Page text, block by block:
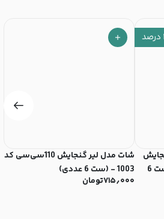
درصد
475سی‌سی کد 440278 - (ست 6
شات مدل لیر گنجایش 110سی‌سی کد
1003 - (ست 6 عددی)
۷۱۵٫۰۰۰تومان